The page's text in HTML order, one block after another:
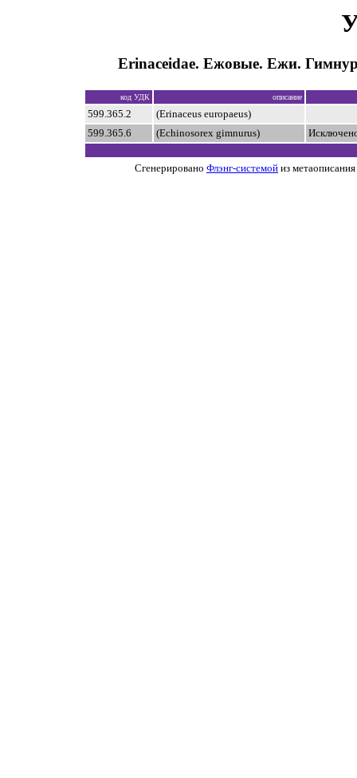
Erinaceidae. Ежовые. Ежи.
код УДК описание
599.365.2
(Erinaceus europaeus)
599.365.6
(Echinosorex gimnurus)
Сгенерировано Флэнг-системой из